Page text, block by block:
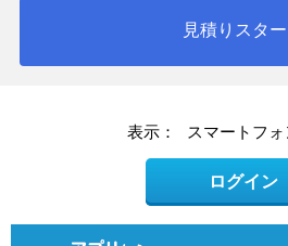
見積りスター
表示： スマートフォ
ログイン